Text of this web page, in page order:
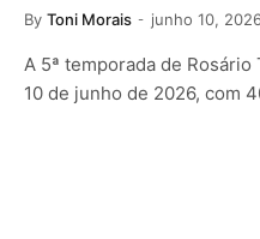
By Toni Morais junho 10,
A 5ª temporada de
10 de junho de 2026, com